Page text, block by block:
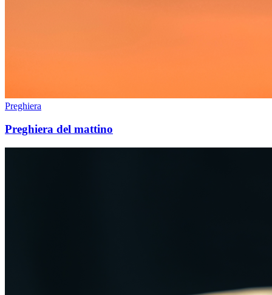
Preghiera
Preghiera del mattino